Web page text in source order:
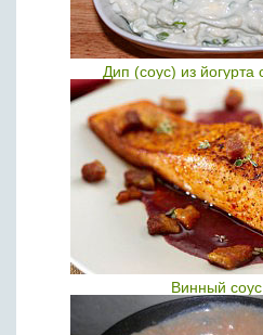
Дип (соус) из
Винный